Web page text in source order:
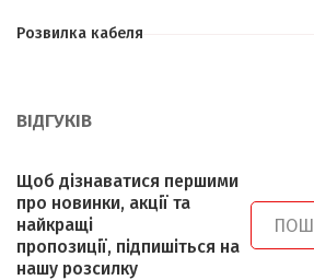
Розвилка кабеля
ВІДГУКІВ
Щоб дізнаватися першими
про новинки, акції та
найкращі
пропозиції, підпишіться на
нашу розсилку